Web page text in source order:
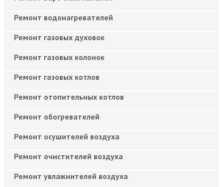
Ремонт водонагревателей
Ремонт газовых духовок
Ремонт газовых колонок
Ремонт газовых котлов
Ремонт отопительных котлов
Ремонт обогревателей
Ремонт осушителей воздуха
Ремонт очистителей воздуха
Ремонт увлажнителей воздуха